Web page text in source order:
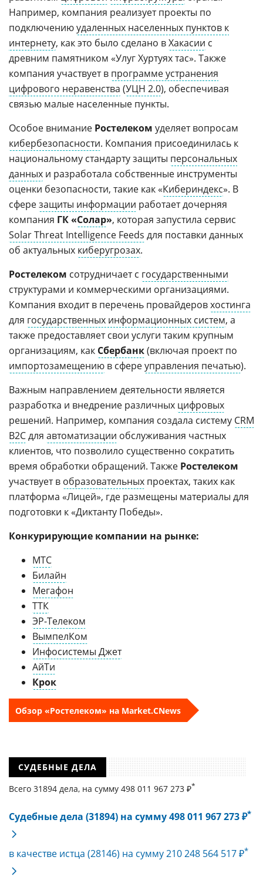
Например, компания реализует проекты по
подключениюудаленных населенных пунктов к
интернету, как это было сделано вХакасии с
древним памятником «Улуг Хуртуях тас». Также
компания участвует в программе устранения
цифрового неравенства (УЦН 2.0), обеспечивая
связью малые населенные пункты.
Особое внимание Ростелеком уделяет вопросам
кибербезопасности. Компания присоединилась к
национальному стандарту защиты персональных
данных и разработала собственные инструменты
оценки безопасности, такие как «Кибериндекс». В
сферезащиты информации работает дочерняя
компания ГК «Солар», которая запустила сервис
Solar Threat Intelligence Feeds для поставки данных
об актуальных киберугрозах.
Ростелеком сотрудничает с государственными
структурами и коммерческими организациями.
Компания входит в перечень провайдеровхостинга
для государственных информационных систем, а
также предоставляет свои услуги таким крупным
организациям, как Сбербанк(включая проект по
импортозамещению в сфереуправления печатью).
Важным направлением деятельности является
разработка и внедрение различных цифровых
решений. Например, компания создала систему CRM
B2Cдля автоматизации обслуживания частных
клиентов, что позволило существенно сократить
время обработки обращений. Также Ростелеком
участвует в образовательных проектах, таких как
платформа «Лицей», где размещены материалы для
подготовки к «Диктанту Победы».
Конкурирующие компании на рынке:
МТС
Билайн
Мегафон
ТТК
ЭР-Телеком
ВымпелКом
Инфосистемы Джет
АйТи
Крок
Обзор «Ростелеком» на Market.CNews
СУДЕБНЫЕ ДЕЛА
Всего 31894 дела, на cумму 498 011 967 273 ₽*
Судебные дела (31894) на сумму 498 011 967 273 ₽*
в качестве истца (28146) на сумму 210 248 564 517 ₽*